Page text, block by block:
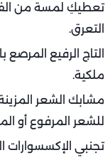
تعطيكِ لمسة من
التعرق.
التاج الرفيع
ملكية.
مشابك الشعر المزينة
للشعر المرفوع أو
تجنبي الإكسسوارات